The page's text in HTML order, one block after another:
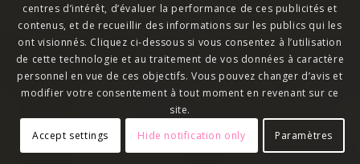
centres d’intérêt, d’évaluer la performance de ces publicités et
contenus, et de recueillir des informations sur les publics qui les
ont visionnés. Cliquez ci-dessous si vous consentez à l’utilisation
de cette technologie et au traitement de vos données à caractère
personnel en vue de ces objectifs. Vous pouvez changer d’avis et
modifier votre consentement à tout moment en revenant sur ce
site.
Accept settings
Hide notification only Paramètres